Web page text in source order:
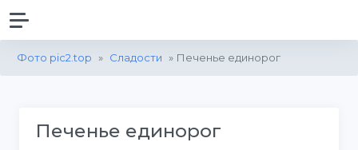
Фото pic2.top » Сладости » Печенье единорог
Печенье единорог